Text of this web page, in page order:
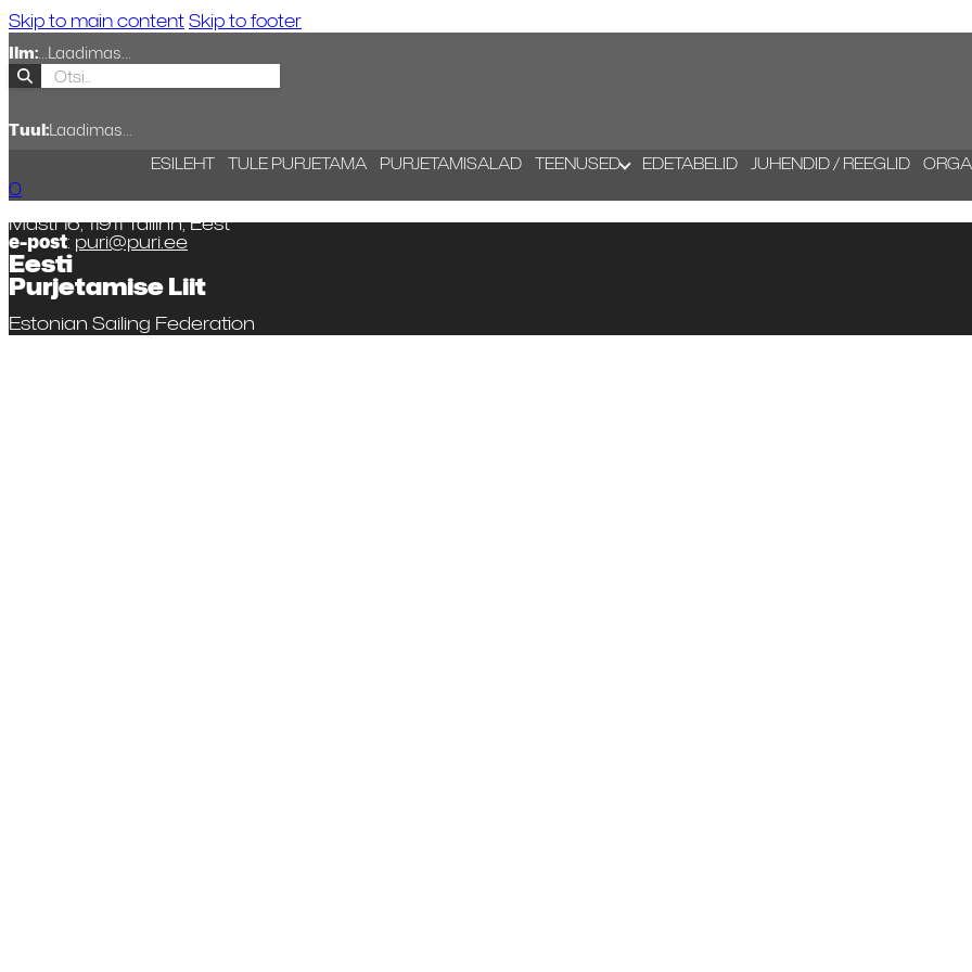
Skip to main contentSkip to footer
Ilm:...Laadimas...
Tuul:Laadimas...
ESILEHT TULE PURJETAMA PURJETAMISALAD TEENUSED EDETABELID JUHENDID / REEGLID
0
Masti 16, 11911 Tallinn, Eest
e-post: puri@puri.ee
Eesti
Purjetamise Liit
Estonian Sailing Federation